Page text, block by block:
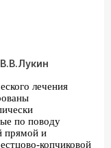
лечения
по поводу
прямой и
копчиковой